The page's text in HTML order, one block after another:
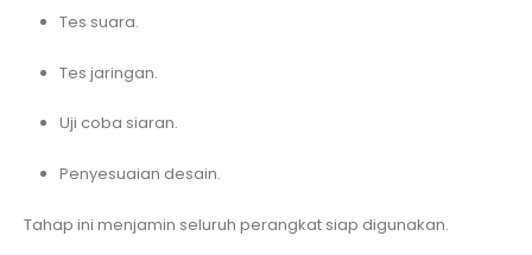
Tes suara.
Tes jaringan.
Uji coba siaran.
Penyesuaian desain.
Tahap ini menjamin seluruh perangkat siap digunakan.